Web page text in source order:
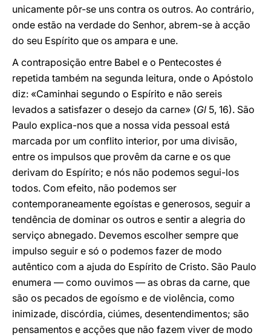
unicamente pôr-se uns contra os outros. Ao contrário,
onde estão na verdade do Senhor, abrem-se à acção
do seu Espírito que os ampara e une.
A contraposição entre Babel e o Pentecostes é
repetida também na segunda leitura, onde o Apóstolo
diz: «Caminhai segundo o Espírito e não sereis
levados a satisfazer o desejo da carne» (Gl 5, 16). São
Paulo explica-nos que a nossa vida pessoal está
marcada por um conflito interior, por uma divisão,
entre os impulsos que provêm da carne e os que
derivam do Espírito; e nós não podemos segui-los
todos. Com efeito, não podemos ser
contemporaneamente egoístas e generosos, seguir a
tendência de dominar os outros e sentir a alegria do
serviço abnegado. Devemos escolher sempre que
impulso seguir e só o podemos fazer de modo
autêntico com a ajuda do Espírito de Cristo. São Paulo
enumera — como ouvimos — as obras da carne, que
são os pecados de egoísmo e de violência, como
inimizade, discórdia, ciúmes, desentendimentos; são
pensamentos e acções que não fazem viver de modo